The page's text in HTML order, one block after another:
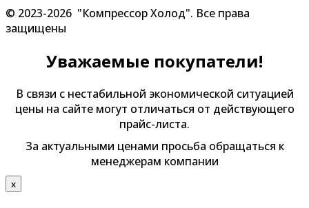
© 2023-2026 "Компрессор Холод". Все права
защищены
Уважаемые покупатели!
В связи с нестабильной экономической ситуацией
цены на сайте могут отличаться от действующего
прайс-листа.
За актуальными ценами просьба обращаться к
менеджерам компании
х